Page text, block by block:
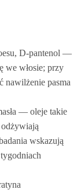
D‑pantenol —
we włosie; przy
nawilżenie pasma
— oleje takie
wskazują